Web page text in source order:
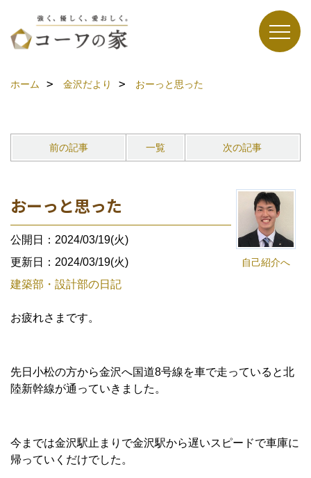
ホーム 金沢だより おーっと思った
前の記事 一覧 次の記事
自己紹介へ
おーっと思った
公開日：2024/03/19(火)
更新日：2024/03/19(火)
建築部・設計部の日記
お疲れさまです。
先日小松の方から金沢へ国道8号線を車で走っていると北
陸新幹線が通っていきました。
今までは金沢駅止まりで金沢駅から遅いスピードで車庫に
帰っていくだけでした。